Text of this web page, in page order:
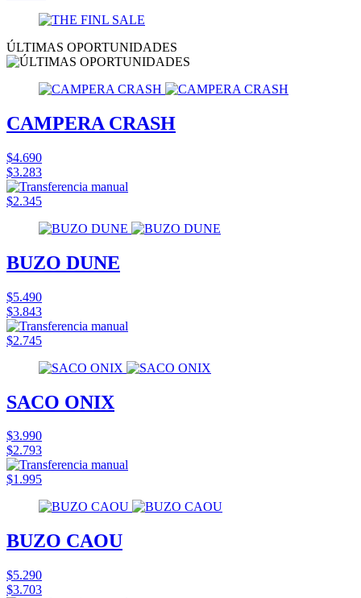
ÚLTIMAS OPORTUNIDADES
CAMPERA CRASH
$4.690
$3.283
$2.345
BUZO DUNE
$5.490
$3.843
$2.745
SACO ONIX
$3.990
$2.793
$1.995
BUZO CAOU
$5.290
$3.703